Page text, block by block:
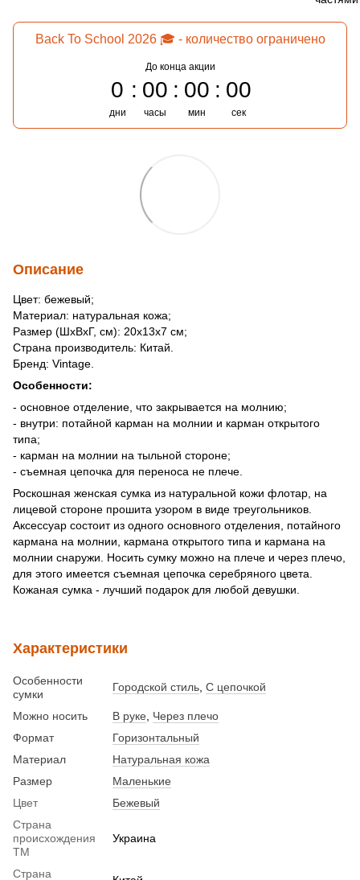
Back To School 2026 🎓 - количество ограничено
До конца акции
0
дни
00
часы
00
мин
00
сек
Описание
Цвет: бежевый;
Материал: натуральная кожа;
Размер (ШхВхГ, см): 20х13х7 см;
Страна производитель: Китай.
Бренд: Vintage.
Особенности:
- основное отделение, что закрывается на молнию;
- внутри: потайной карман на молнии и карман открытого
типа;
- карман на молнии на тыльной стороне;
- съемная цепочка для переноса не плече.
Роскошная женская сумка из натуральной кожи флотар, на
лицевой стороне прошита узором в виде треугольников.
Аксессуар состоит из одного основного отделения, потайного
кармана на молнии, кармана открытого типа и кармана на
молнии снаружи. Носить сумку можно на плече и через плечо,
для этого имеется съемная цепочка серебряного цвета.
Кожаная сумка - лучший подарок для любой девушки.
Характеристики
Особенности
сумки
Городской стиль С цепочкой
Можно носить В руке
Через плечо
Формат
Горизонтальный
Материал
Натуральная кожа
Размер
Маленькие
Цвет
Бежевый
Страна
происхождения
ТМ
Украина
Страна